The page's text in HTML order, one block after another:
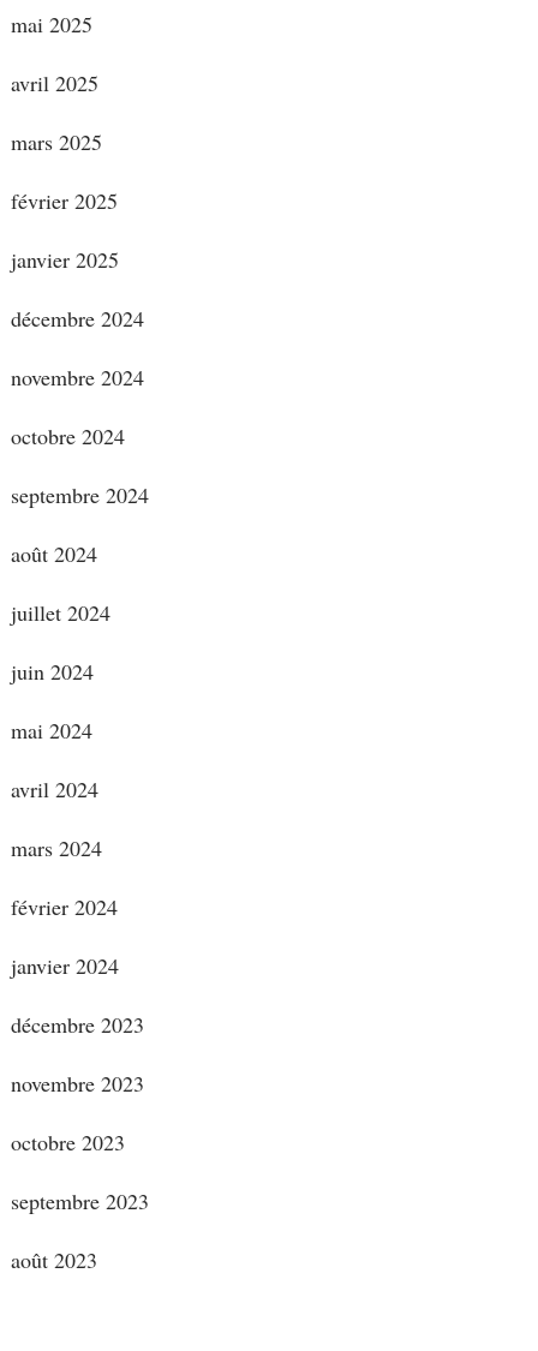
mai 2025
avril 2025
mars 2025
février 2025
janvier 2025
décembre 2024
novembre 2024
octobre 2024
septembre 2024
août 2024
juillet 2024
juin 2024
mai 2024
avril 2024
mars 2024
février 2024
janvier 2024
décembre 2023
novembre 2023
octobre 2023
septembre 2023
août 2023